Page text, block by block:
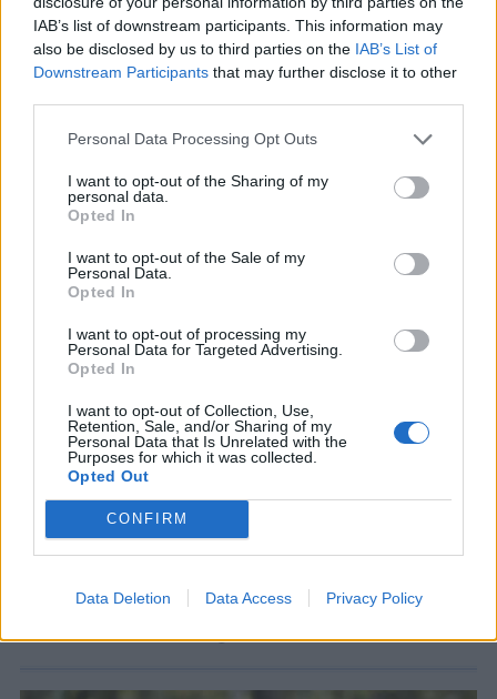
IAB’s list of downstream participants. This information may
also be disclosed by us to third parties on the IAB’s List of
Downstream Participants that may further disclose it to other
Personal Data Processing Opt Outs
I want to opt-out of the Sharing of my
personal data.
Opted In
I want to opt-out of the Sale of my
Personal Data.
Opted In
I want to opt-out of processing my
Personal Data for Targeted Advertising.
Opted In
I want to opt-out of Collection, Use,
Retention, Sale, and/or Sharing of my
Personal Data that Is Unrelated with the
Purposes for which it was collected.
Opted Out
CONFIRM
Data Deletion Data Access Privacy Policy
Patriot στη Σαουδική
Αραβία: Η στρατηγική της
Συμμαχίες με Ισραήλ,
Ινδία και Εμιράτα
Ιράν: Οι πέντε
όροι που
ΔΙΑΦΗΜΙΣΗ
ΣΧΕΤΙΚΑ ΑΡΘΡΑ